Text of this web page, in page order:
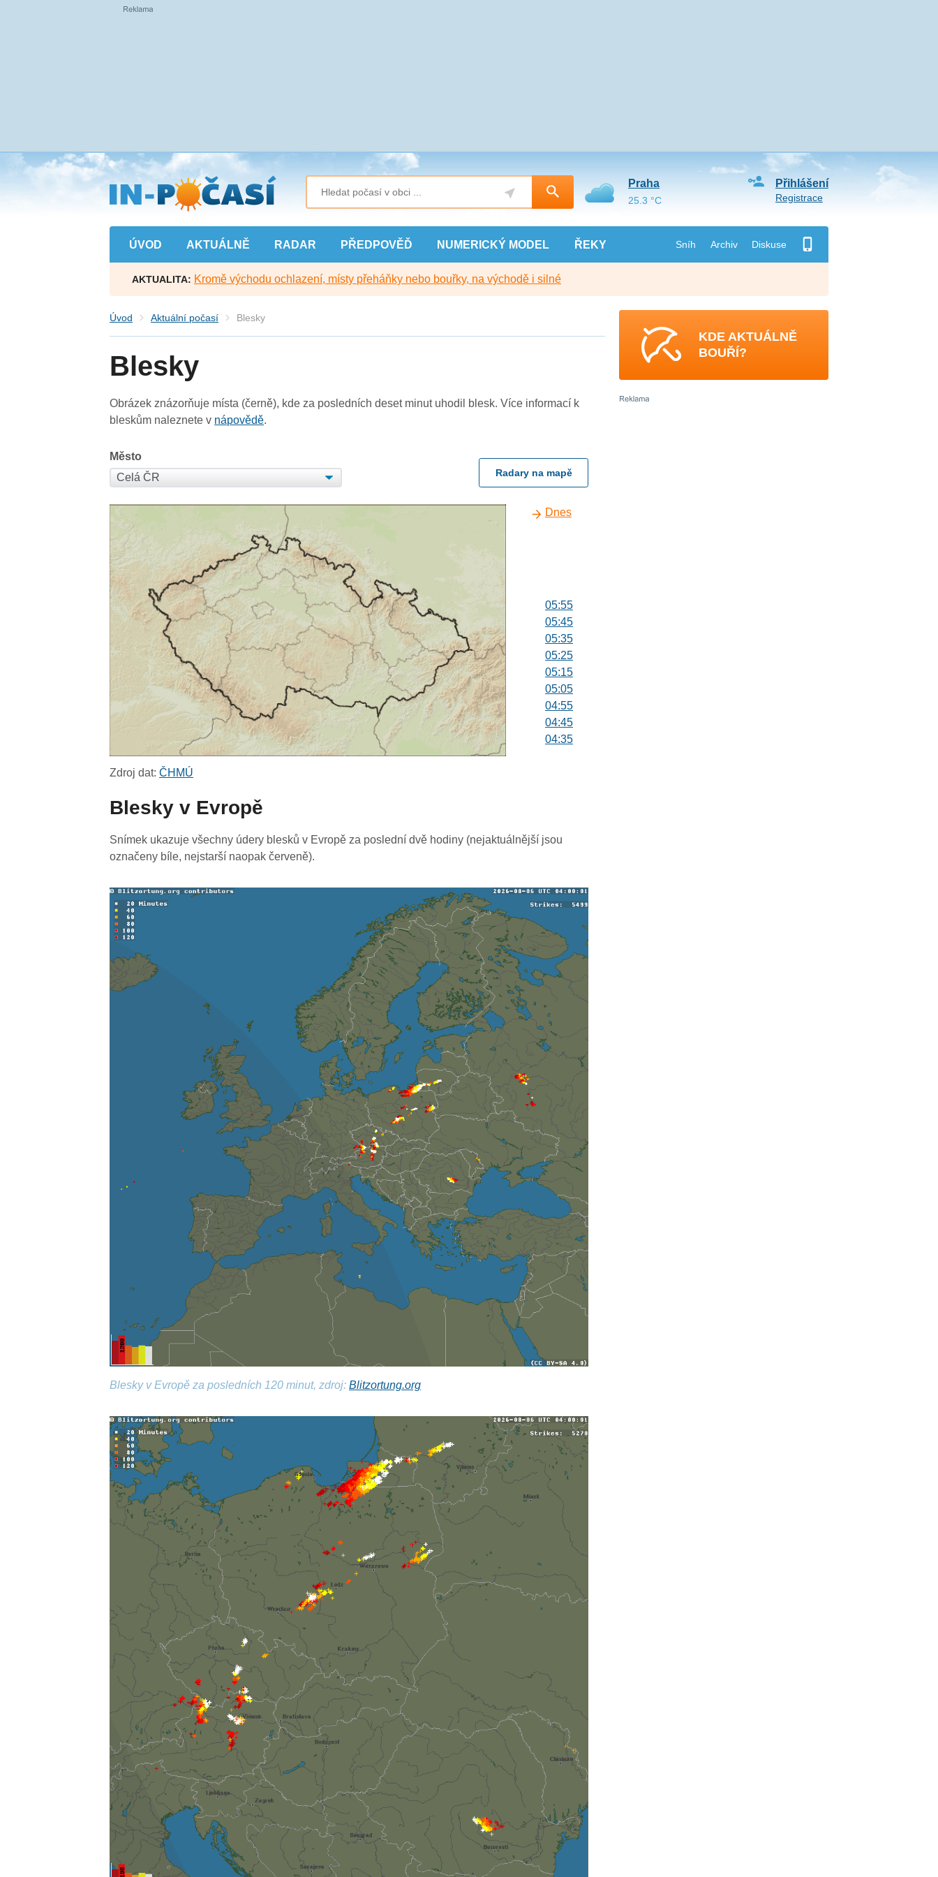
Přejít
na
hlavní
obsah
ÚVOD AKTUÁLNĚ RADAR PŘEDPOVĚĎ NUMERICKÝ MODEL ŘEKY Sníh Archiv Diskuse
Přihlášení
Registrace
Praha
25.3 °C
AKTUALITA: Kromě východu ochlazení, místy přeháňky nebo bouřky, na východě i silné
Úvod Aktuální počasí Blesky
Blesky
Obrázek znázorňuje místa (černě), kde za posledních deset minut uhodil blesk. Více informací k
bleskům naleznete v nápovědě.
Město
Radary na mapě
Dnes
05:55
05:45
05:35
05:25
05:15
05:05
04:55
04:45
04:35
03:35
03:05
02:55
Zdroj dat:ČHMÚ
Blesky v Evropě
Snímek ukazuje všechny údery blesků v Evropě za poslední dvě hodiny (nejaktuálnější jsou
označeny bíle, nejstarší naopak červeně).
Blesky v Evropě za posledních 120 minut, zdroj:Blitzortung.org
KDE AKTUÁLNĚ
BOUŘÍ?